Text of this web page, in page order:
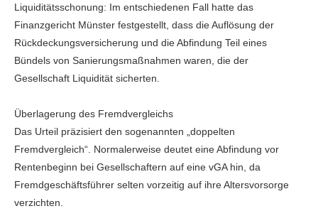
Liquiditätsschonung: Im entschiedenen Fall hatte das
Finanzgericht Münster festgestellt, dass die Auflösung der
Rückdeckungsversicherung und die Abfindung Teil eines
Bündels von Sanierungsmaßnahmen waren, die der
Gesellschaft Liquidität sicherten.
Überlagerung des Fremdvergleichs
Das Urteil präzisiert den sogenannten „doppelten
Fremdvergleich“. Normalerweise deutet eine Abfindung vor
Rentenbeginn bei Gesellschaftern auf eine vGA hin, da
Fremdgeschäftsführer selten vorzeitig auf ihre Altersvorsorge
verzichten.